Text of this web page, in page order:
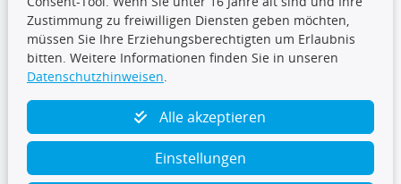
TecDoc Inside
Zustimmung zu freiwilligen Diensten geben möchten,
müssen Sie Ihre Erziehungsberechtigten um Erlaubnis
bitten. Weitere Informationen finden Sie in unseren
Datenschutzhinweisen.
Alle akzeptieren
Einstellungen